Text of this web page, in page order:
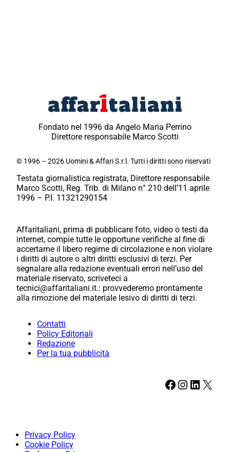
Fondato nel 1996 da Angelo Maria Perrino
Direttore responsabile Marco Scotti
© 1996 – 2026 Uomini & Affari S.r.l. Tutti i diritti sono riservati
Testata giornalistica registrata, Direttore responsabile
Marco Scotti, Reg. Trib. di Milano n° 210 dell’11 aprile
1996 – P.I. 11321290154
Affaritaliani, prima di pubblicare foto, video o testi da
internet, compie tutte le opportune verifiche al fine di
accertarne il libero regime di circolazione e non violare
i diritti di autore o altri diritti esclusivi di terzi. Per
segnalare alla redazione eventuali errori nell’uso del
materiale riservato, scriveteci a
tecnici@affaritaliani.it.: provvederemo prontamente
alla rimozione del materiale lesivo di diritti di terzi.
Contatti
Policy Editoriali
Redazione
Per la tua pubblicità
Facebook Instagram LinkedIn X
Privacy Policy
Cookie Policy